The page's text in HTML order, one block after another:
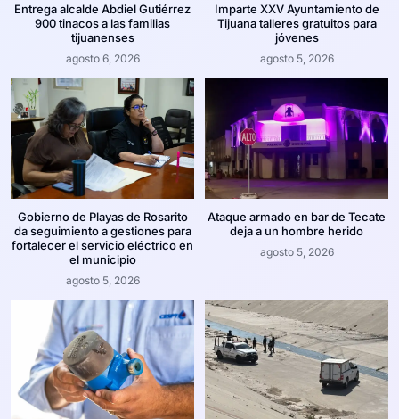
Entrega alcalde Abdiel Gutiérrez
900 tinacos a las familias
tijuanenses
agosto 6, 2026
Imparte XXV Ayuntamiento de
Tijuana talleres gratuitos para
jóvenes
agosto 5, 2026
Gobierno de Playas de Rosarito
da seguimiento a gestiones para
fortalecer el servicio eléctrico en
el municipio
agosto 5, 2026
Ataque armado en bar de Tecate
deja a un hombre herido
agosto 5, 2026